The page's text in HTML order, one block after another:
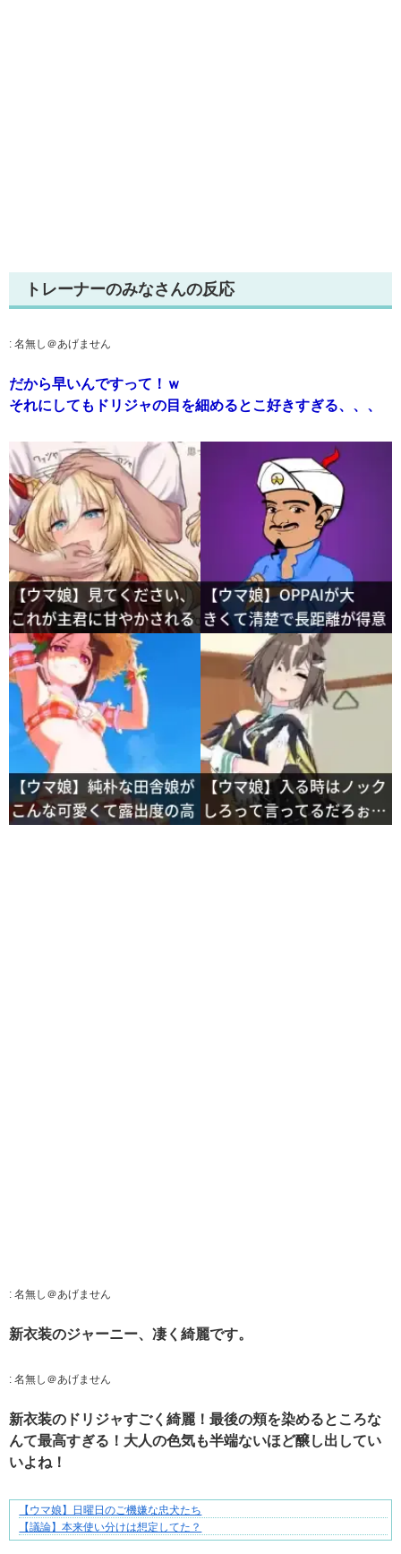
トレーナーのみなさんの反応
: 名無し＠あげません
だから早いんですって！ｗ
それにしてもドリジャの目を細めるとこ好きすぎる、、、
: 名無し＠あげません
新衣装のジャーニー、凄く綺麗です。
: 名無し＠あげません
新衣装のドリジャすごく綺麗！最後の頬を染めるところな
んて最高すぎる！大人の色気も半端ないほど醸し出してい
いよね！
妻との生活が、夫をうつへ追い込んだ現実
【ウマ娘】日曜日のご機嫌な忠犬たち
【議論】本来使い分けは想定してた？